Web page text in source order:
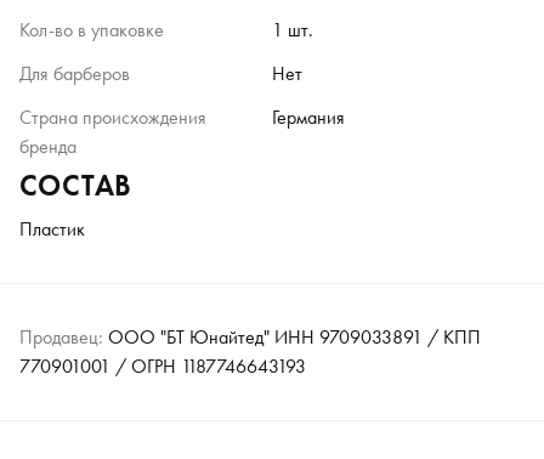
Кол-во в упаковке
1 шт.
Для барберов
Нет
Страна происхождения
бренда
Германия
СОСТАВ
Пластик
Продавец: ООО "БТ Юнайтед" ИНН 9709033891 / КПП
770901001 / ОГРН 1187746643193